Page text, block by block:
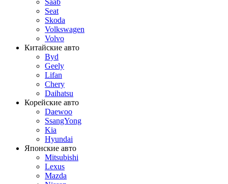
Saab
Seat
Skoda
Volkswagen
Volvo
Китайские авто
Byd
Geely
Lifan
Chery
Daihatsu
Корейские авто
Daewoo
SsangYong
Kia
Hyundai
Японские авто
Mitsubishi
Lexus
Mazda